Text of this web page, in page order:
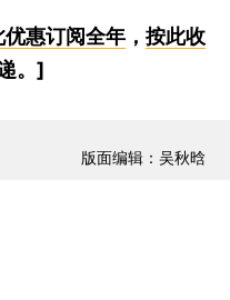
优惠订阅全年， 按此收
。]
版面编辑：吴秋晗